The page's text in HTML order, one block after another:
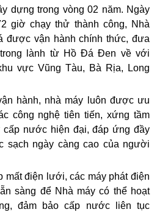
dựng trong vòng 02 năm. Ngày
giờ chạy thử thành công, Nhà
được vận hành chính thức, đưa
lành từ Hồ Đá Đen về với
vực Vũng Tàu, Bà Rịa, Long
hành, nhà máy luôn được ưu
công nghệ tiên tiến, xứng tầm
cấp nước hiện đại, đáp ứng đầy
sạch ngày càng cao của người
mất điện lưới, các máy phát điện
sàng để Nhà máy có thể hoạt
đảm bảo cấp nước liên tục